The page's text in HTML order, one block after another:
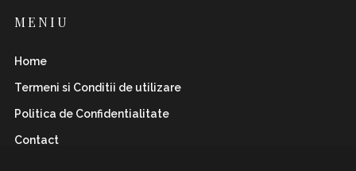
MENIU
Home
Termeni si Conditii de utilizare
Politica de Confidentialitate
Contact